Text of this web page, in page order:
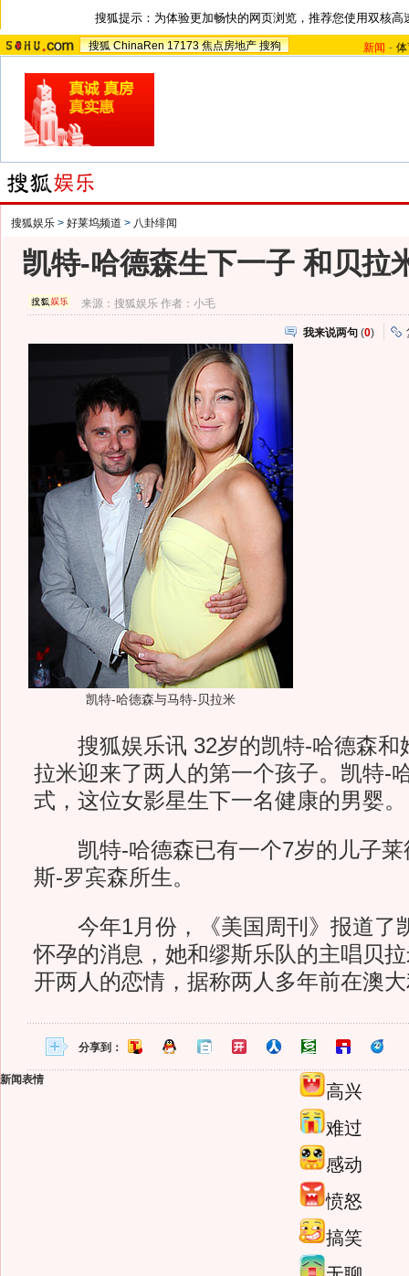
搜狐提示：为体验更加畅快的网页浏览，推荐您使用双核高
搜狐 ChinaRen 17173 焦点房地产 搜狗 新闻 -
搜狐娱乐 > 好莱坞频道 > 八卦绯闻
凯特-哈德森生下一子 和贝拉
来源：搜狐娱乐 作者：小毛
我来说两句 (0)
凯特-哈德森与马特-贝拉米
搜狐娱乐讯 32岁的凯特-哈德森和
拉米迎来了两人的第一个孩子。凯特-
式，这位女影星生下一名健康的男婴。
凯特-哈德森已有一个7岁的儿子莱
斯-罗宾森所生。
今年1月份，《美国周刊》报道了
怀孕的消息，她和缪斯乐队的主唱贝
开两人的恋情，据称两人多年前在澳
分享到：
新闻表情
高兴
难过
感动
愤怒
搞笑